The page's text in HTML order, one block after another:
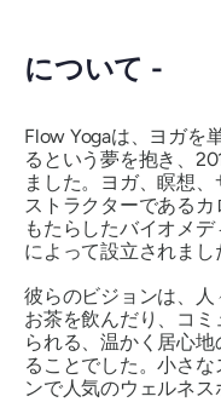
について -
Flow Yogaは、ヨガを
るという夢を抱き、
ました。ヨガ、瞑想
ストラクターである
もたらしたバイオメ
によって設立されまし
彼らのビジョンは、人
お茶を飲んだり、コ
られる、温かく居心
ることでした。小さ
ンで人気のウェルネ